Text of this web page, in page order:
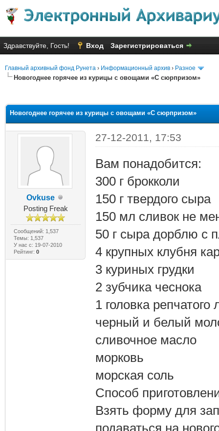
Здравствуйте, Гость! Вход Зарегистрироваться
Главный архивный фонд Рунета › Информационный архив › Разное
Новогоднее горячее из курицы с овощами «С сюрпризом»
Новогоднее горячее из курицы с овощами «С сюрпризом»
Ovkuse
Posting Freak
Сообщений: 1,537
Темы: 1,537
У нас с: 19-07-2010
Рейтинг: 0
27-12-2011, 17:53
Вам понадобится:
300 г брокколи
150 г твердого сыра
150 мл сливок не
50 г сыра дорблю с
4 крупных клубня
3 куриных грудки
2 зубчика чеснока
1 головка репчатого
черный и белый
сливочное масло
морковь
морская соль
Способ
Взять форму для
подаваться на